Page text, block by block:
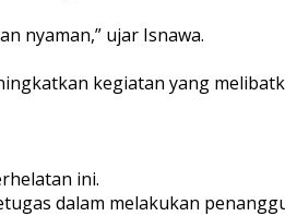
nyaman,” ujar Isnawa.
kegiatan yang
ini.
dalam melakukan